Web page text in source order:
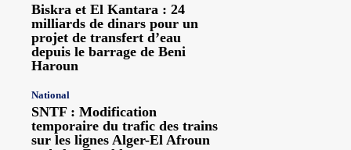
Biskra et El Kantara : 24
milliards de dinars pour un
projet de transfert d’eau
depuis le barrage de Beni
Haroun
National
SNTF : Modification
temporaire du trafic des trains
sur les lignes Alger-El Afroun